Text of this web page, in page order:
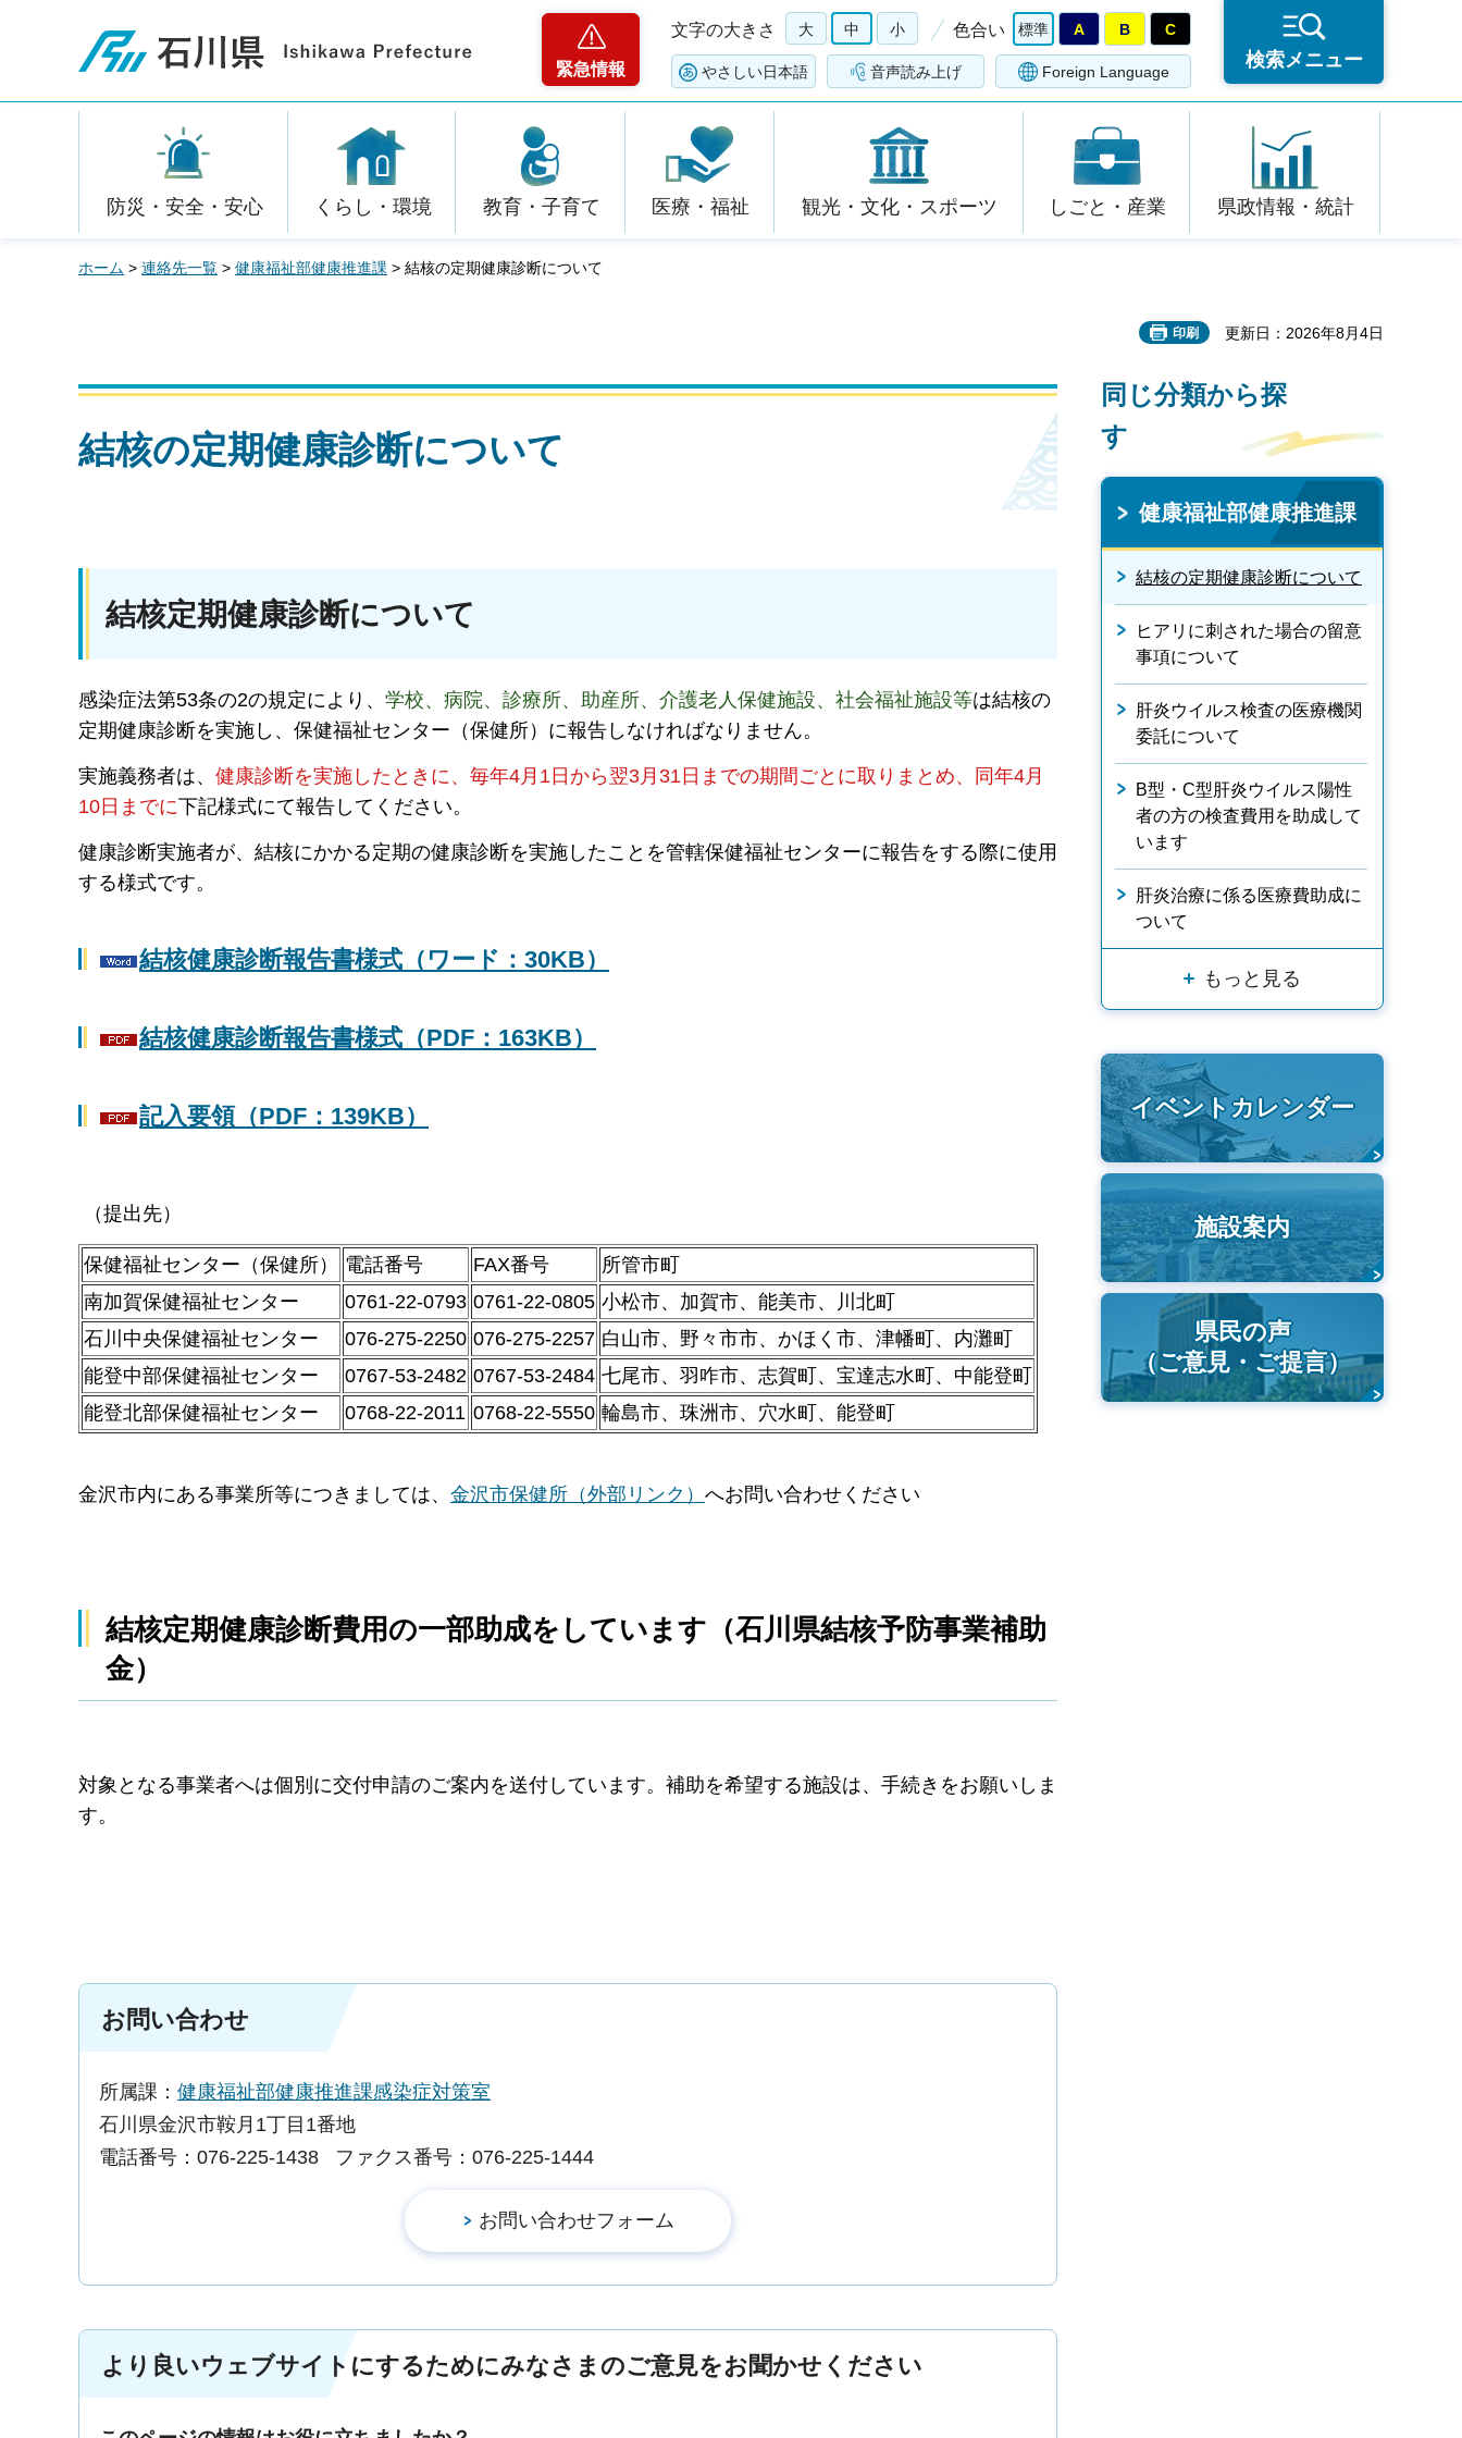
石川県
緊急情報
文字の大きさ 大 中 小 色合い 標準 A B C
やさしい日本語 音声読み上げ Foreign Language
検索メニュー
防災・安全・安心 くらし・環境 教育・子育て 医療・福祉 観光・文化・スポーツ しごと・産業 県政情報・統計
ホーム > 連絡先一覧 > 健康福祉部健康推進課 > 結核の定期健康診断について
印刷 更新日：2026年8月4日
結核の定期健康診断について
結核定期健康診断について
感染症法第53条の2の規定により、 学校、病院、診療所、助産所、介護老人保健施設、社会福祉施設等は結核の
定期健康診断を実施し、保健福祉センター（保健所）に報告しなければなりません。
実施義務者は、 健康診断を実施したときに、毎年4月1日から翌3月31日までの期間ごとに取りまとめ、同年4月
10日までに下記様式にて報告してください。
健康診断実施者が、結核にかかる定期の健康診断を実施したことを管轄保健福祉センターに報告をする際に使用
する様式です。
結核健康診断報告書様式（ワード：30KB）
結核健康診断報告書様式（PDF：163KB）
記入要領（PDF：139KB）
（提出先）
保健福祉センター（保健所） 電話番号 FAX番号
所管市町
南加賀保健福祉センター
0761-22-0793 0761-22-0805 小松市、加賀市、能美市、川北町
石川中央保健福祉センター
076-275-2250 076-275-2257 白山市、野々市市、かほく市、津幡町、内灘町
能登中部保健福祉センター
0767-53-2482 0767-53-2484 七尾市、羽咋市、志賀町、宝達志水町、中能登町
能登北部保健福祉センター
0768-22-2011 0768-22-5550 輪島市、珠洲市、穴水町、能登町
金沢市内にある事業所等につきましては、 金沢市保健所（外部リンク） へお問い合わせください
結核定期健康診断費用の一部助成をしています（石川県結核予防事業補助
金）
対象となる事業者へは個別に交付申請のご案内を送付しています。補助を希望する施設は、手続きをお願いしま
す。
お問い合わせ
所属課： 健康福祉部健康推進課感染症対策室
石川県金沢市鞍月1丁目1番地
電話番号：076-225-1438
ファクス番号：076-225-1444
より良いウェブサイトにするためにみなさまのご意見をお聞かせください
同じ分類から探
す
健康福祉部健康推進課
結核の定期健康診断について
ヒアリに刺された場合の留意
事項について
肝炎ウイルス検査の医療機関
委託について
B型・C型肝炎ウイルス陽性
者の方の検査費用を助成して
います
肝炎治療に係る医療費助成に
ついて
もっと見る
イベントカレンダー
施設案内
県民の声
（ご意見・ご提言）